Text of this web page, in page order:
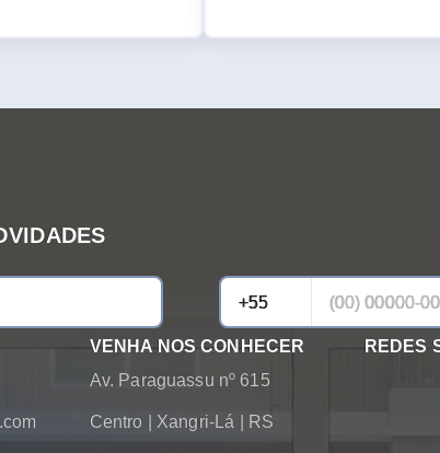
VENHA NOS CONHECER
Av. Paraguassu nº 615
Centro Xangri-Lá RS
REDES